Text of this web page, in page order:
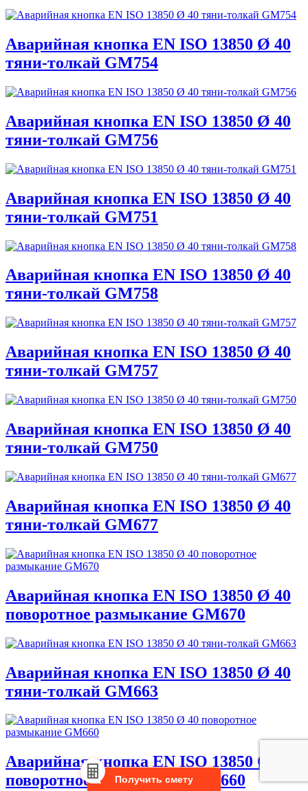
Аварийная кнопка EN ISO 13850 Ø 40
тяни-толкай GM754
Аварийная кнопка EN ISO 13850 Ø 40
тяни-толкай GM756
Аварийная кнопка EN ISO 13850 Ø 40
тяни-толкай GM751
Аварийная кнопка EN ISO 13850 Ø 40
тяни-толкай GM758
Аварийная кнопка EN ISO 13850 Ø 40
тяни-толкай GM757
Аварийная кнопка EN ISO 13850 Ø 40
тяни-толкай GM750
Аварийная кнопка EN ISO 13850 Ø 40
тяни-толкай GM677
Аварийная кнопка EN ISO 13850 Ø 40
поворотное размыкание GM670
Аварийная кнопка EN ISO 13850 Ø 40
тяни-толкай GM663
Аварийная кнопка EN ISO 13850 Ø 40
поворотное размыкание GM660
Получить смету